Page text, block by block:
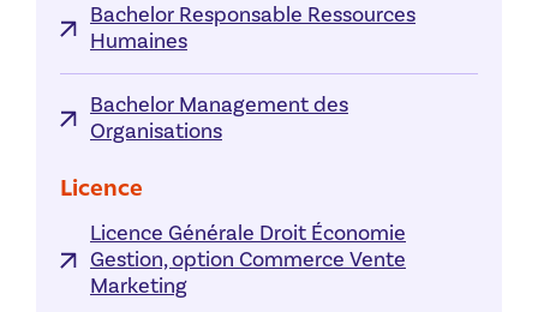
Bachelor Responsable Ressources
Humaines
Bachelor Management des
Organisations
Licence
Licence Générale Droit Économie
Gestion, option Commerce Vente
Marketing